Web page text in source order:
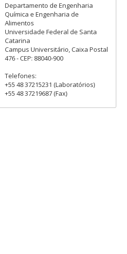
Departamento de Engenharia
Química e Engenharia de
Alimentos
Universidade Federal de Santa
Catarina
Campus Universitário, Caixa Postal
476 - CEP: 88040-900
Telefones:
+55 48 37215231 (Laboratórios)
+55 48 37219687 (Fax)